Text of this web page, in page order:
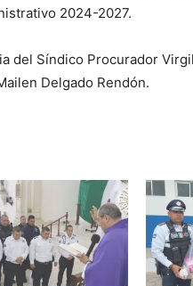
2024-2027.
del Síndico Procurador
Delgado Rendón.